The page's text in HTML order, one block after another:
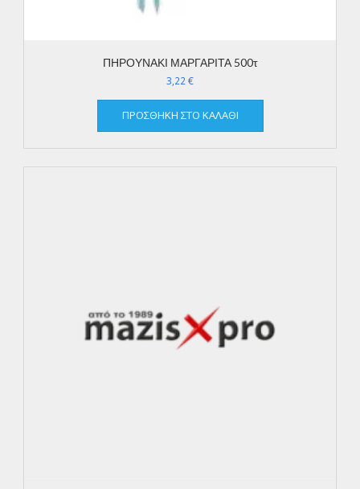
ΠΗΡΟΥΝΑΚΙ ΜΑΡΓΑΡΙΤΑ 500τ
3,22€
ΠΡΟΣΘΉΚΗ ΣΤΟ ΚΑΛΆΘΙ